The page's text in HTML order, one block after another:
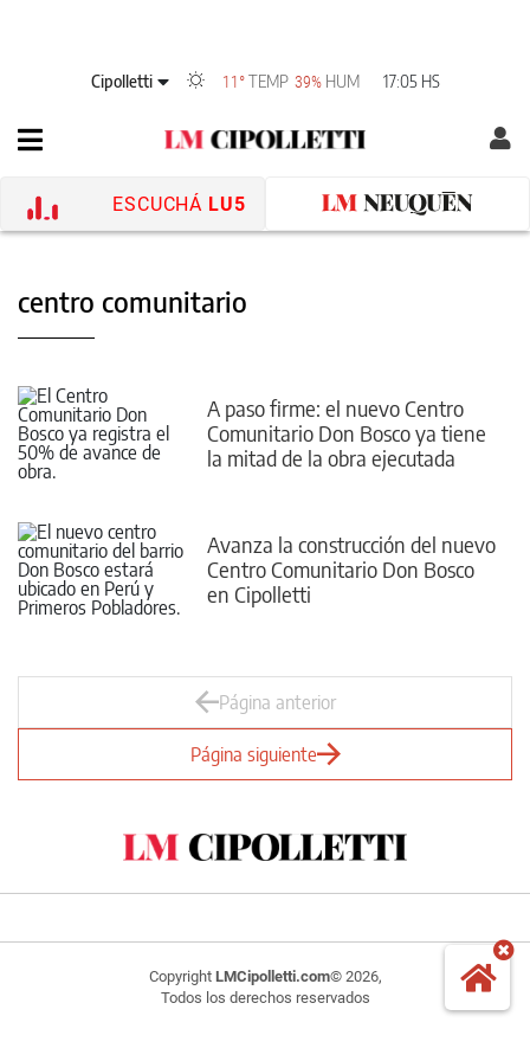
Cipolletti 11° TEMP 39% HUM 17:05 HS
ESCUCHÁ LU5
centro comunitario
A paso firme: el nuevo Centro
Comunitario Don Bosco ya tiene
la mitad de la obra ejecutada
Avanza la construcción del nuevo
Centro Comunitario Don Bosco
en Cipolletti
Página anterior
Página siguiente
Copyright LMCipolletti.com© 2026,
Todos los derechos reservados